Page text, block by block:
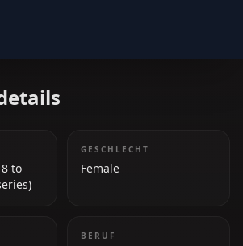
advances of the Z Fighters
to
GESCHLECHT
Female
BERUF